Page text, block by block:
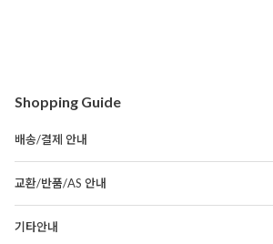
Shopping Guide
배송/결제 안내
교환/반품/AS 안내
기타안내